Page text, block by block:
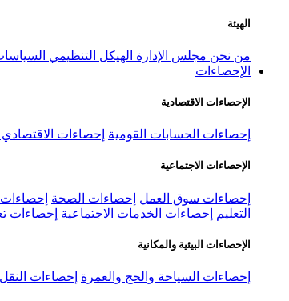
الهيئة
من نحن مجلس الإدارة الهيكل التنظيمي
الإحصاءات
الإحصاءات الاقتصادية
إحصاءات الحسابات القومية إحصاءات
الإحصاءات الاجتماعية
إحصاءات سوق العمل إحصاءات الصحة إحصاءات
التعليم
إحصاءات الخدمات الاجتماعية إحصاءات
الإحصاءات البيئية والمكانية
إحصاءات السياحة والحج والعمرة إحصاءات